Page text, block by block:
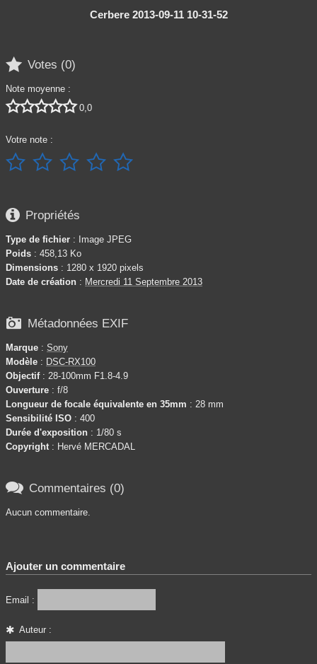
Cerbere 2013-09-11 10-31-52
 Votes (0)
Note moyenne :
 0,0
Votre note :
    
 Propriétés
Type de fichier : Image JPEG
Poids : 458,13 Ko
Dimensions : 1280 x 1920 pixels
Date de création : Mercredi 11 Septembre 2013
 Métadonnées EXIF
Marque : Sony
Modèle : DSC-RX100
Objectif: 28-100mm F1.8-4.9
Ouverture : f/8
Longueur de focale équivalente en 35mm : 28 mm
Sensibilité ISO : 400
Durée d'exposition : 1/80 s
Copyright: Hervé MERCADAL
 Commentaires (0)
Aucun commentaire.
Ajouter un commentaire
Email :
Auteur :